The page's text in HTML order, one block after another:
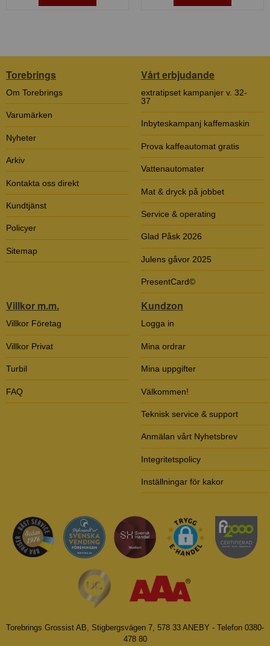
Torebrings
Om Torebrings
Varumärken
Nyheter
Arkiv
Kontakta oss direkt
Kundtjänst
Policyer
Sitemap
Vårt erbjudande
extratipset kampanjer v. 32-
37
Inbyteskampanj kaffemaskin
Prova kaffeautomat gratis
Vattenautomater
Mat & dryck på jobbet
Service & operating
Glad Påsk 2026
Julens gåvor 2025
PresentCard©
Villkor m.m.
Villkor Företag
Villkor Privat
Turbil
FAQ
Kundzon
Logga in
Mina ordrar
Mina uppgifter
Välkommen!
Teknisk service & support
Anmälan vårt Nyhetsbrev
Integritetspolicy
Inställningar för kakor
Torebrings Grossist AB, Stigbergsvägen 7, 578 33 ANEBY - Telefon 0380-
478 80